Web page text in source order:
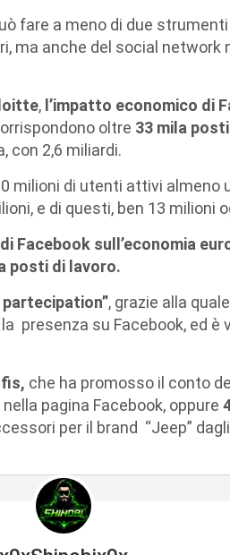
fare a meno di due
ma anche del social network
, l’impatto economico di
oltre 33 mila
con 2,6 miliardi.
milioni di utenti attivi almeno
e di questi, ben 13 milioni
Facebook sull’economia
posti di lavoro.
partecipation”, grazie alla
presenza su Facebook, ed è
che ha promosso il conto
pagina Facebook, oppure
per il brand “Jeep”